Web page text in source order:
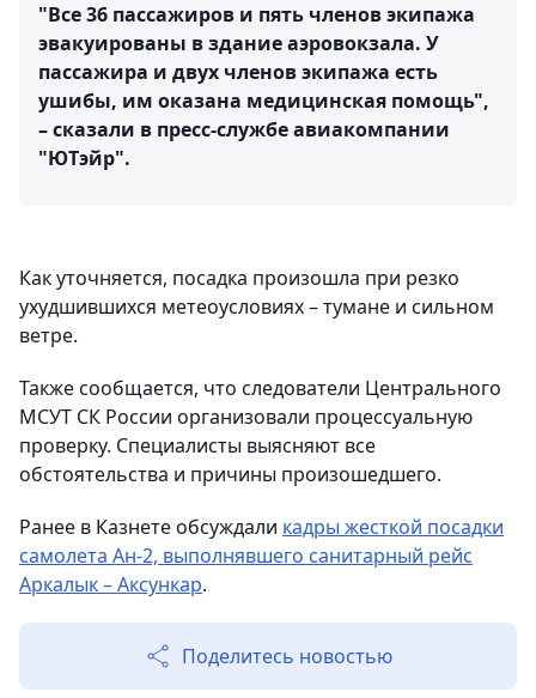
"Все 36 пассажиров и пять членов экипажа
эвакуированы в здание аэровокзала. У
пассажира и двух членов экипажа есть
ушибы, им оказана медицинская помощь",
– сказали в пресс-службе авиакомпании
"ЮТэйр".
Как уточняется, посадка произошла при резко
ухудшившихся метеоусловиях – тумане и сильном
ветре.
Также сообщается, что следователи Центрального
МСУТ СК России организовали процессуальную
проверку. Специалисты выясняют все
обстоятельства и причины произошедшего.
Ранее в Казнете обсуждали кадры жесткой посадки
самолета Ан-2, выполнявшего санитарный рейс
Аркалык – Аксункар.
Поделитесь новостью